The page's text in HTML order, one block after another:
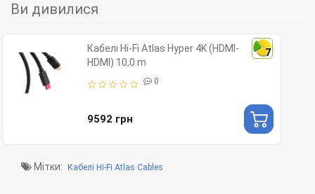
Ви дивилися
7
Кабелі Hi-Fi Atlas Hyper 4K (HDMI-
HDMI) 10,0 m
0
9592 грн
Мітки: Кабелі Hi-Fi Atlas Cables